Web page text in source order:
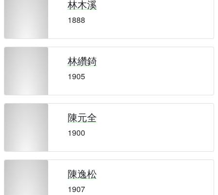
林木溪
1888
林纘錡
1905
陳元全
1900
陳逸松
1907